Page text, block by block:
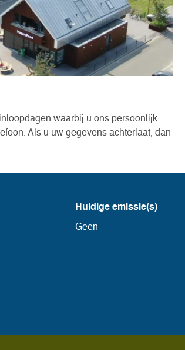
waarbij u ons persoonlijk
Als u uw gegevens achterlaat, dan
Huidige emissie(s)
Geen